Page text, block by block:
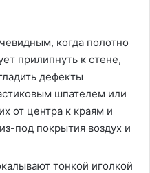
когда полотно
прилипнуть к стене,
дефекты
шпателем или
от центра к краям и
под покрытия воздух и
тонкой иголкой